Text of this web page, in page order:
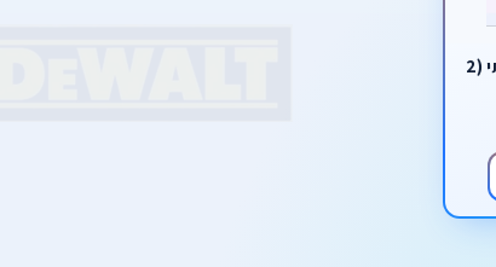
ג'ק חשמלי לרכב 12V עוצמתי (2